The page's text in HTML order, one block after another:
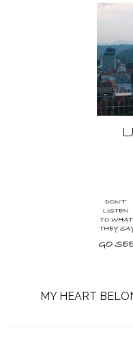
MY HEART